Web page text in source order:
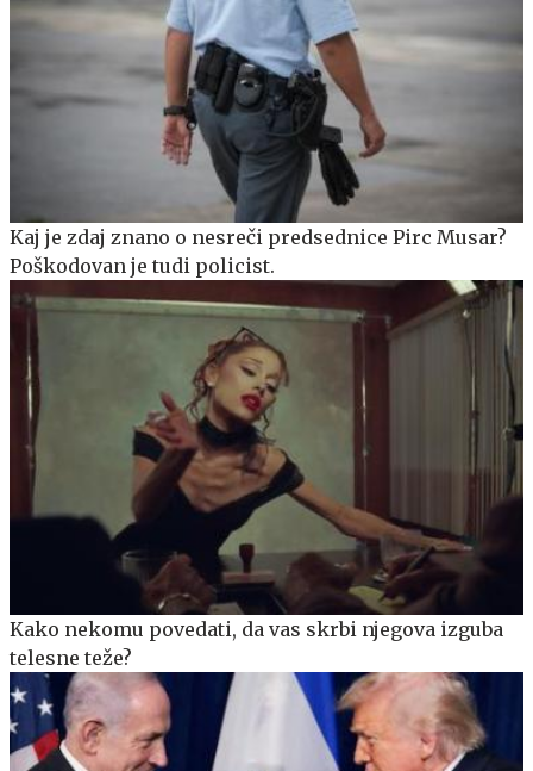
Kaj je zdaj znano o nesreči predsednice Pirc Musar?
Poškodovan je tudi policist.
Kako nekomu povedati, da vas skrbi njegova izguba
telesne teže?